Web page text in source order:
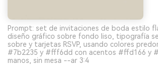
Prompt: set de invitaciones de boda estilo
diseño gráfico sobre fondo liso, tipografía
sobre y tarjetas RSVP, usando colores
#7b2235 y #fff6dd con acentos #ffd166 y
manos, sin mesa --ar 3:4